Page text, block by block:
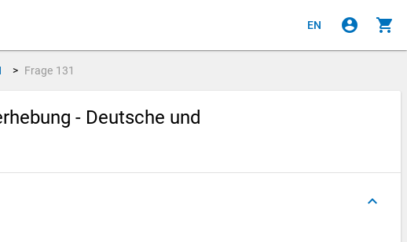
EN account_circle shopping_cart
> Frage 131
- Deutsche und
keyboard_arrow_up